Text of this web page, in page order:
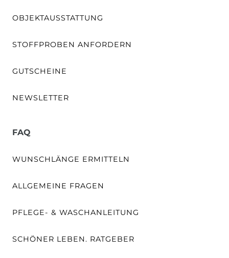
OBJEKTAUSSTATTUNG
STOFFPROBEN ANFORDERN
GUTSCHEINE
NEWSLETTER
FAQ
WUNSCHLÄNGE ERMITTELN
ALLGEMEINE FRAGEN
PFLEGE- & WASCHANLEITUNG
SCHÖNER LEBEN. RATGEBER